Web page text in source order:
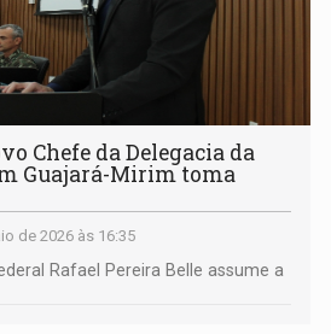
Chefe da Delegacia da
Guajará-Mirim toma
de 2026 às 16:35
Rafael Pereira Belle assume a